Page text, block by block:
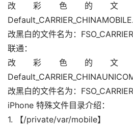
改彩色的文
改黑白的文件名为：
联通：
改彩色的文
改黑白的文件名为：
iPhone 特殊文件目录介绍：
1. 【/private/var/mobile】